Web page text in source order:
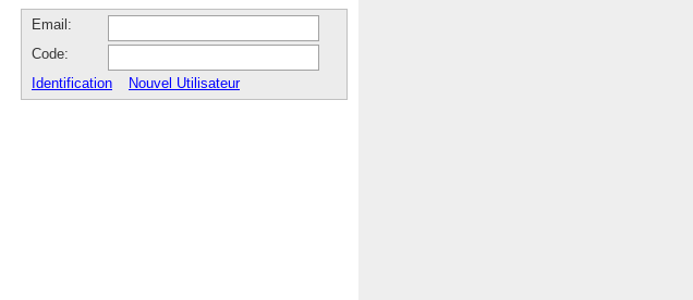
Email:
Code:
Identification
Nouvel Utilisateur